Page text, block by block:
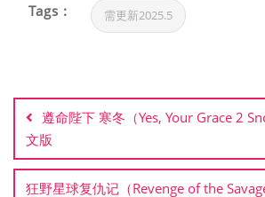
Tags : 需更新2025.5
章
导
航
遵命陛下 寒冬（Yes, Your Grace 2
文版
狂野星球复仇记（Revenge of the